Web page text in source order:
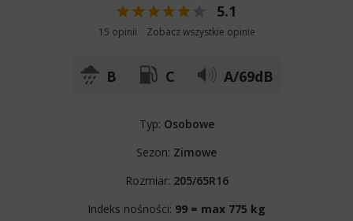
5.1
15 opinii Zobacz wszystkie opinie
B C A/69dB
Typ: Osobowe
Sezon: Zimowe
Rozmiar: 205/65R16
Indeks nośności: 99 = max 775 kg